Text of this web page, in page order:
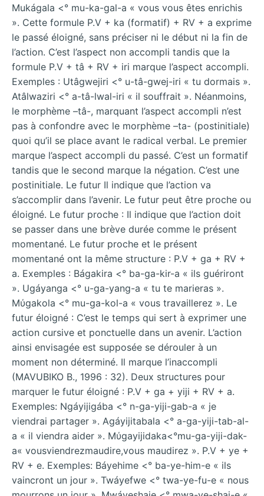
Mukágala <° mu-ka-gal-a « vous vous êtes enrichis
». Cette formule P.V + ka (formatif) + RV + a exprime
le passé éloigné, sans préciser ni le début ni la fin de
l’action. C’est l’aspect non accompli tandis que la
formule P.V + tâ + RV + iri marque l’aspect accompli.
Exemples : Utâgwejiri <° u-tâ-gwej-iri « tu dormais ».
Atâlwaziri <° a-tâ-lwal-iri « il souffrait ». Néanmoins,
le morphème –tâ-, marquant l’aspect accompli n’est
pas à confondre avec le morphème –ta- (postinitiale)
quoi qu’il se place avant le radical verbal. Le premier
marque l’aspect accompli du passé. C’est un formatif
tandis que le second marque la négation. C’est une
postinitiale. Le futur Il indique que l’action va
s’accomplir dans l’avenir. Le futur peut être proche ou
éloigné. Le futur proche : Il indique que l’action doit
se passer dans une brève durée comme le présent
momentané. Le futur proche et le présent
momentané ont la même structure : P.V + ga + RV +
a. Exemples : Bágakira <° ba-ga-kir-a « ils guériront
». Ugáyanga <° u-ga-yang-a « tu te marieras ».
Mύgakola <° mu-ga-kol-a « vous travaillerez ». Le
futur éloigné : C’est le temps qui sert à exprimer une
action cursive et ponctuelle dans un avenir. L’action
ainsi envisagée est supposée se dérouler à un
moment non déterminé. Il marque l’inaccompli
(MAVUBIKO B., 1996 : 32). Deux structures pour
marquer le futur éloigné : P.V + ga + yiji + RV + a.
Exemples: Ngáyijigába <° n-ga-yiji-gab-a « je
viendrai partager ». Agáyijitabala <° a-ga-yiji-tab-al-
a « il viendra aider ». Mύgayijidaka<°mu-ga-yiji-dak-
a« vousviendrezmaudire,vous maudirez ». P.V + ye +
RV + e. Exemples: Báyehime <° ba-ye-him-e « ils
vaincront un jour ». Twáyefwe <° twa-ye-fu-e « nous